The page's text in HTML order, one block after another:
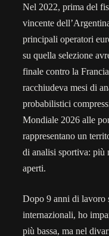
Nel 2022, prima del
vincente
principali operatori
su quella selezione
finale contro la
racchiudeva mesi di
probabilistici
Mondiale 2026 alle
rappresentano un
di analisi sportiva: più
aperti.
Dopo 9 anni di lavoro
internazionali, ho
più bassa, ma nel